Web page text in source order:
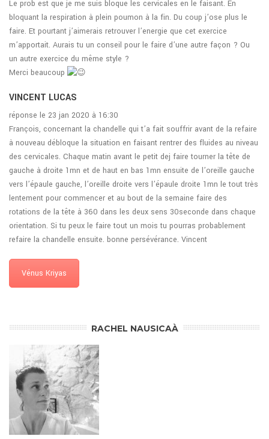
Le prob est que je me suis bloque les cervicales en le faisant. En
bloquant la respiration à plein poumon à la fin. Du coup j’ose plus le
faire. Et pourtant j’aimerais retrouver l’energie que cet exercice
m’apportait. Aurais tu un conseil pour le faire d’une autre façon ? Ou
un autre exercice du même style ?
Merci beaucoup
VINCENT LUCAS
réponse le 23 jan 2020 à 16:30
François, concernant la chandelle qui t’a fait souffrir avant de la refaire
à nouveau débloque la situation en faisant rentrer des fluides au niveau
des cervicales. Chaque matin avant le petit dej faire tourner la tête de
gauche à droite 1mn et de haut en bas 1mn ensuite de l’oreille gauche
vers l’épaule gauche, l’oreille droite vers l’épaule droite 1mn le tout très
lentement pour commencer et au bout de la semaine faire des
rotations de la tête à 360 dans les deux sens 30seconde dans chaque
orientation. Si tu peux le faire tout un mois tu pourras probablement
refaire la chandelle ensuite. bonne persévérance. Vincent
Vénus Kriyas
RACHEL NAUSICAÀ